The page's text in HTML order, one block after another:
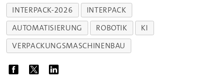
INTERPACK-2026
INTERPACK
AUTOMATISIERUNG
ROBOTIK
KI
VERPACKUNGSMASCHINENBAU